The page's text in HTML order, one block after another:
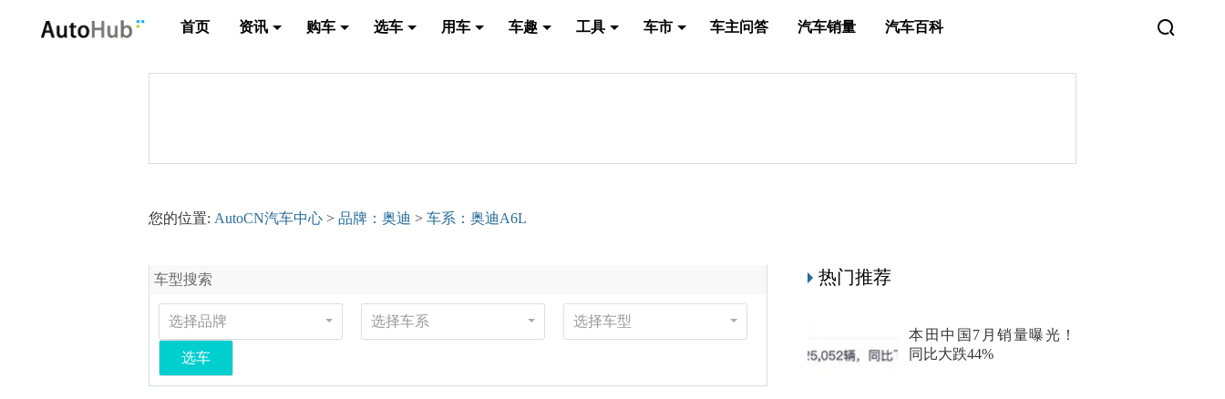
首页 资讯 购车 选车 用车 车趣 工具 车市 车主问答 汽车销量 汽车百科
您的位置: AutoCN汽车中心 >品牌：奥迪 >车系：奥迪A6L
车型搜索
选择品牌 选择车系 选择车型
选车
热门推荐
本田中国7月销量曝光！
同比大跌44%